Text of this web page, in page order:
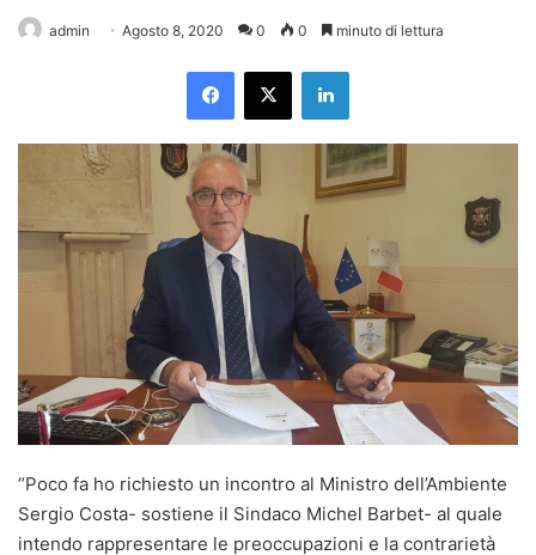
admin Agosto 8, 2020 0 0 minuto di lettura
Facebook
X LinkedIn
“Poco fa ho richiesto un incontro al Ministro dell’Ambiente
Sergio Costa- sostiene il Sindaco Michel Barbet- al quale
intendo rappresentare le preoccupazioni e la contrarietà